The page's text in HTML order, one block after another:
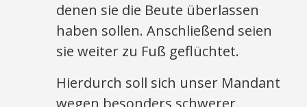
denen sie die Beute überlassen
haben sollen. Anschließend seien
sie weiter zu Fuß geflüchtet.
Hierdurch soll sich unser Mandant
wegen besonders schwerer